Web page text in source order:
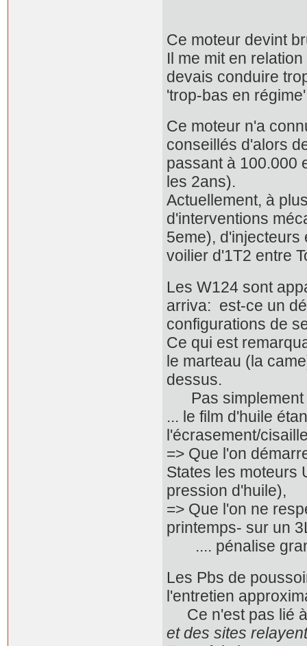
Ce moteur devint
Il me mit en
devais conduire
'trop-bas en
Ce moteur n'a
conseillés d'alors
passant à 100.000
les 2ans).
Actuellement, à
d'interventions
5eme), d'injecteurs
voilier d'1T2 entre
Les W124 sont
arriva: est-ce un
configurations de
Ce qui est
le marteau (la
dessus.
Pas simplement
... le film d'huile
l'écrasement/
=> Que l'on
States les moteurs
pression d'huile),
=> Que l'on ne
printemps- sur un
.... pénalise
Les Pbs de
l'entretien
Ce n'est pas lié
et des sites